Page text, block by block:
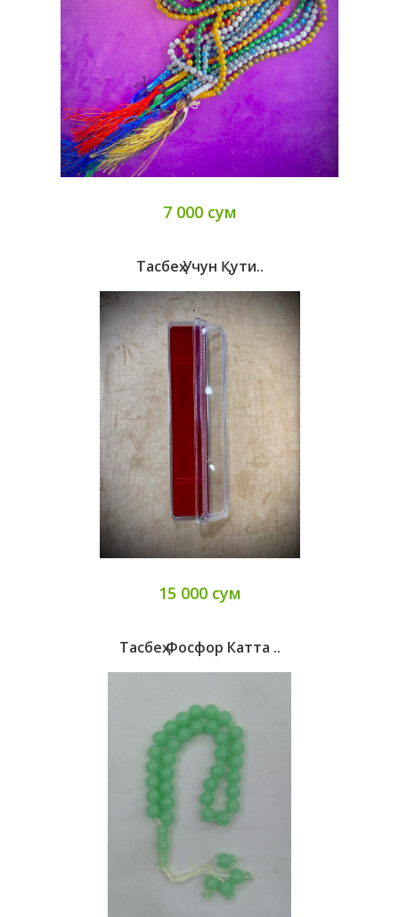
7 000 сум
Тасбеҳ Учун Қути..
15 000 сум
Тасбеҳ Фосфор Катта ..